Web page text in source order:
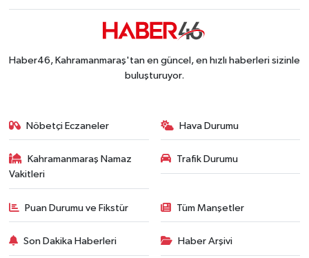
12:31 |Kahramanmaraş Ağustos Fuarı'nda Funda Arar
Kahramanmaraş'ta Hacı Murat Caddesi Baştan
Kahramanmaraş'ta Said Bey Sitesi Davasında 3
Haber46, Kahramanmaraş'tan en güncel, en hızlı haberleri sizinle
buluşturuyor.
Nöbetçi Eczaneler Hava Durumu
Kahramanmaraş Namaz
Vakitleri
Trafik Durumu
Puan Durumu ve Fikstür Tüm Manşetler
Son Dakika Haberleri Haber Arşivi